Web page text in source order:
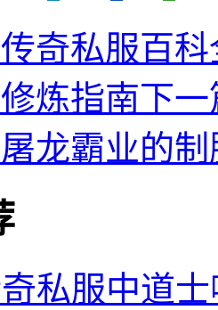
传奇私服百
炼指南下
龙霸业的
私服中道